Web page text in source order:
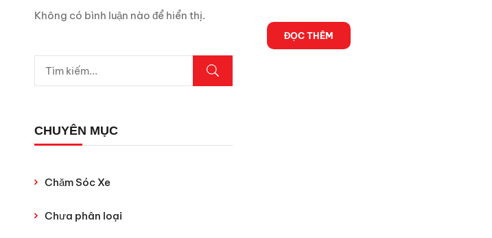
Không có bình luận nào để hiển thị.
CHUYÊN MỤC
Chăm Sóc Xe
Chưa phân loại
ĐỌC THÊM